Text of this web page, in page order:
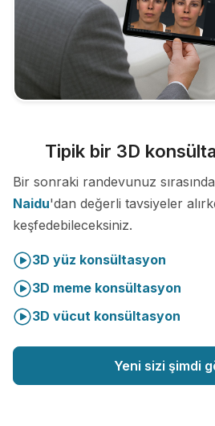
Tipik bir 3D
Bir sonraki randevunuz sırasında
Naidu'dan değerli tavsiyeler
keşfedebileceksiniz.
3D yüz konsültasyon
3D meme konsültasyon
3D vücut konsültasyon
Yeni sizi şimdi